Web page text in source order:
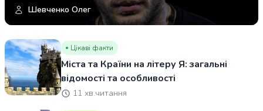
Шевченко Олег
Цікаві факти
Міста та Країни на літеру Я: загальні
відомості та особливості
11 хв.читання